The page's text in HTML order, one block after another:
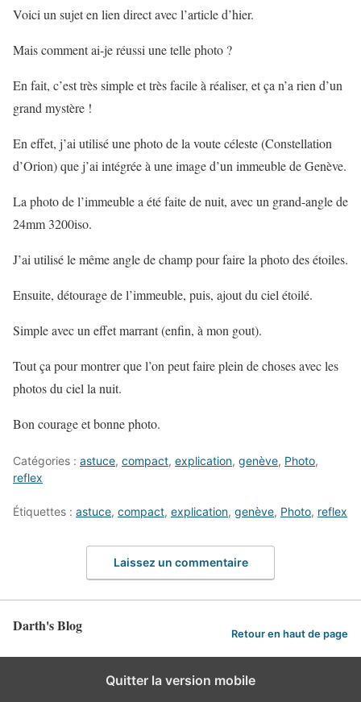
Voici un sujet en lien direct avec l’article d’hier.
Mais comment ai-je réussi une telle photo ?
En fait, c’est très simple et très facile à réaliser, et ça n’a rien d’un
grand mystère !
En effet, j’ai utilisé une photo de la voute céleste (Constellation
d’Orion) que j’ai intégrée à une image d’un immeuble de Genève.
La photo de l’immeuble a été faite de nuit, avec un grand-angle de
24mm 3200iso.
J’ai utilisé le même angle de champ pour faire la photo des étoiles.
Ensuite, détourage de l’immeuble, puis, ajout du ciel étoilé.
Simple avec un effet marrant (enfin, à mon gout).
Tout ça pour montrer que l’on peut faire plein de choses avec les
photos du ciel la nuit.
Bon courage et bonne photo.
Catégories : astuce, compact, explication, genève, Photo,
reflex
Étiquettes : astuce, compact, explication, genève, Photo, reflex
Laissez un commentaire
Darth's Blog Retour en haut de page
Quitter la version mobile